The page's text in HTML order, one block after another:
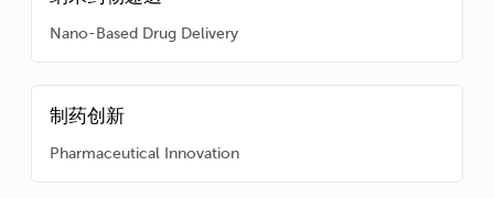
Nano-Based Drug Delivery
制药创新
Pharmaceutical Innovation